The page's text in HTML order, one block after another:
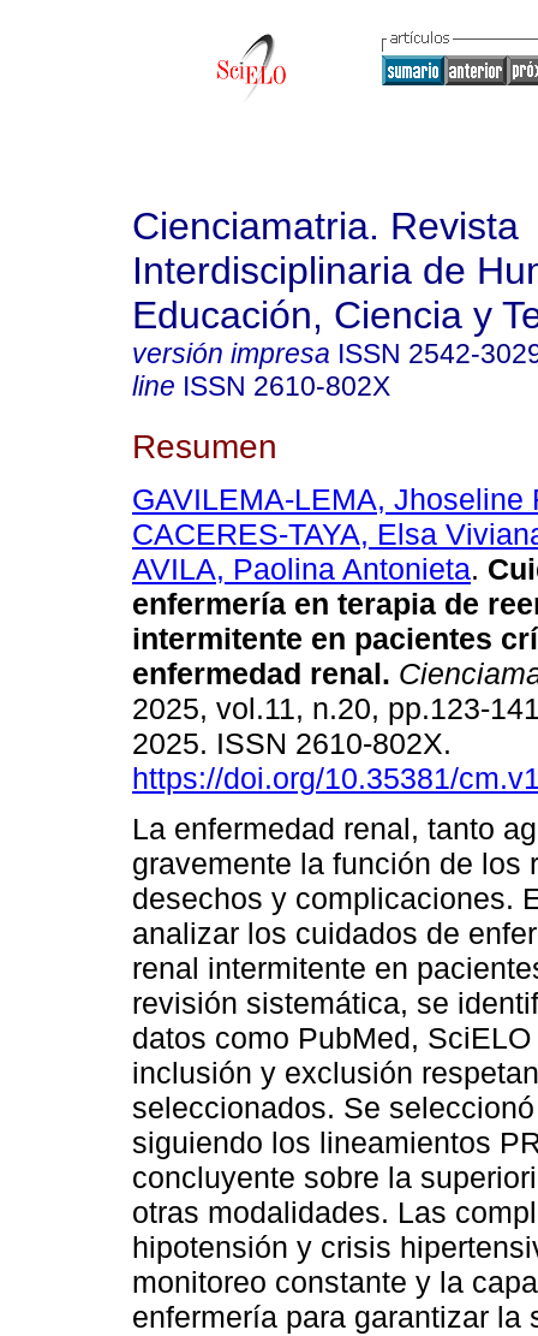
Cienciamatria. Revista
Interdisciplinaria de
Educación, Ciencia y
versión impresa ISSN 2542-
line ISSN 2610-802X
Resumen
GAVILEMA-LEMA, Jhoseline
CACERES-TAYA, Elsa
AVILA, Paolina Antonieta.
enfermería en terapia de
intermitente en pacientes
enfermedad renal.
2025, vol.11, n.20, pp.123-
2025. ISSN 2610-802X.
https://doi.org/10.35381/
La enfermedad renal, tanto
gravemente la función de los
desechos y complicaciones.
analizar los cuidados de
renal intermitente en
revisión sistemática, se
datos como PubMed,
inclusión y exclusión
seleccionados. Se
siguiendo los lineamientos
concluyente sobre la
otras modalidades. Las
hipotensión y crisis
monitoreo constante y la
enfermería para garantizar la